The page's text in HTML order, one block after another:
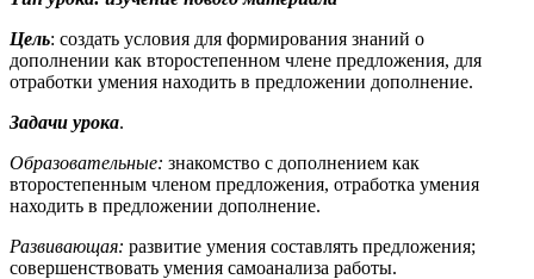
Цель: создать условия для формирования знаний о
дополнении как второстепенном члене предложения, для
отработки умения находить в предложении дополнение.
Задачи урока.
Образовательные: знакомство с дополнением как
второстепенным членом предложения, отработка умения
находить в предложении дополнение.
Развивающая: развитие умения составлять предложения;
совершенствовать умения самоанализа работы.